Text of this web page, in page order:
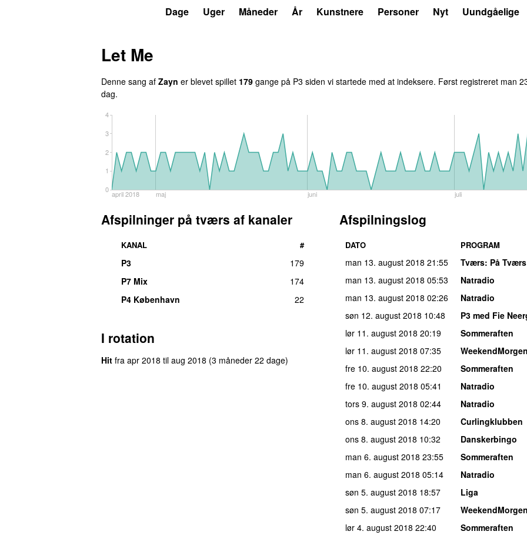
Dage Uger Måneder År Kunstnere Personer Nyt Uundgåelige
Let Me
Denne sang af Zayn er blevet spillet 179 gange på P3 siden vi startede med at indeksere. Først registreret man
dag.
april 2018 maj juni juli
0
1
2
3
4
Afspilninger på tværs af kanaler
KANAL #
P3
179
P7 Mix
174
P4 København
22
I rotation
Hit fra apr 2018 til aug 2018 (3 måneder 22 dage)
Afspilningslog
DATO PROGRAM
man 13. august 2018 21:55 Tværs: På
man 13. august 2018 05:53
Natradio
man 13. august 2018 02:26
Natradio
søn 12. august 2018 10:48
P3 med Fie
lør 11. august 2018 20:19
Sommeraften
lør 11. august 2018 07:35
WeekendMorgen
fre 10. august 2018 22:20
Sommeraften
fre 10. august 2018 05:41
Natradio
tors 9. august 2018 02:44
Natradio
ons 8. august 2018 14:20
Curlingklubben
ons 8. august 2018 10:32
Danskerbingo
man 6. august 2018 23:55
Sommeraften
man 6. august 2018 05:14
Natradio
søn 5. august 2018 18:57
Liga
søn 5. august 2018 07:17
WeekendMorgen
lør 4. august 2018 22:40
Sommeraften